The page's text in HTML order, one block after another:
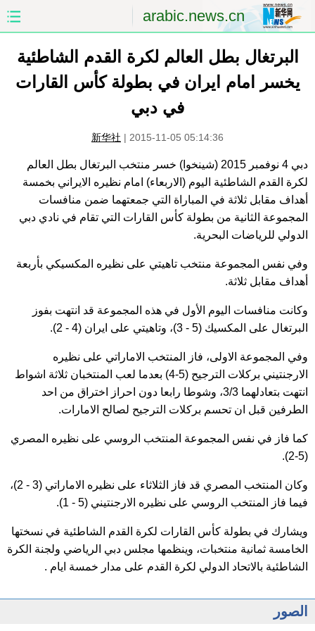
arabic.news.cn
الصين الصفحة الأولى
الشرق الأوسط العالم
العلوم والصحة الثقافة والتعليم
الرياضة السياحة والبيئة
الصور
البرتغال بطل العالم لكرة القدم الشاطئية
يخسر امام ايران في بطولة كأس القارات
في دبي
新华社 | 2015-11-05 05:14:36
دبي 4 نوفمبر 2015 (شينخوا) خسر منتخب البرتغال بطل العالم
لكرة القدم الشاطئية اليوم (الاربعاء) امام نظيره الايراني بخمسة
أهداف مقابل ثلاثة في المباراة التي جمعتهما ضمن منافسات
المجموعة الثانية من بطولة كأس القارات التي تقام في نادي دبي
الدولي للرياضات البحرية.
وفي نفس المجموعة منتخب تاهيتي على نظيره المكسيكي بأربعة
أهداف مقابل ثلاثة.
وكانت منافسات اليوم الأول في هذه المجموعة قد انتهت بفوز
البرتغال على المكسيك (5 - 3)، وتاهيتي على ايران (4 - 2).
وفي المجموعة الاولى، فاز المنتخب الاماراتي على نظيره
الارجنتيني بركلات الترجيح (5-4) بعدما لعب المنتخبان ثلاثة اشواط
انتهت بتعادلهما 3/3، وشوطا رابعا دون احراز اختراق من احد
الطرفين قبل ان تحسم بركلات الترجيح لصالح الامارات.
كما فاز في نفس المجموعة المنتخب الروسي على نظيره المصري
(5-2).
وكان المنتخب المصري قد فاز الثلاثاء على نظيره الاماراتي (3 - 2)،
فيما فاز المنتخب الروسي على نظيره الارجنتيني (5 - 1).
ويشارك في بطولة كأس القارات لكرة القدم الشاطئية في نسختها
الخامسة ثمانية منتخبات، وينظمها مجلس دبي الرياضي ولجنة الكرة
الشاطئية بالاتحاد الدولي لكرة القدم على مدار خمسة ايام .
الصور